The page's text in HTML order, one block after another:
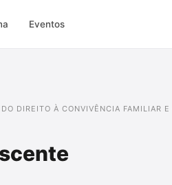
Eventos
DIREITO À CONVIVÊNCIA FAMILIAR E